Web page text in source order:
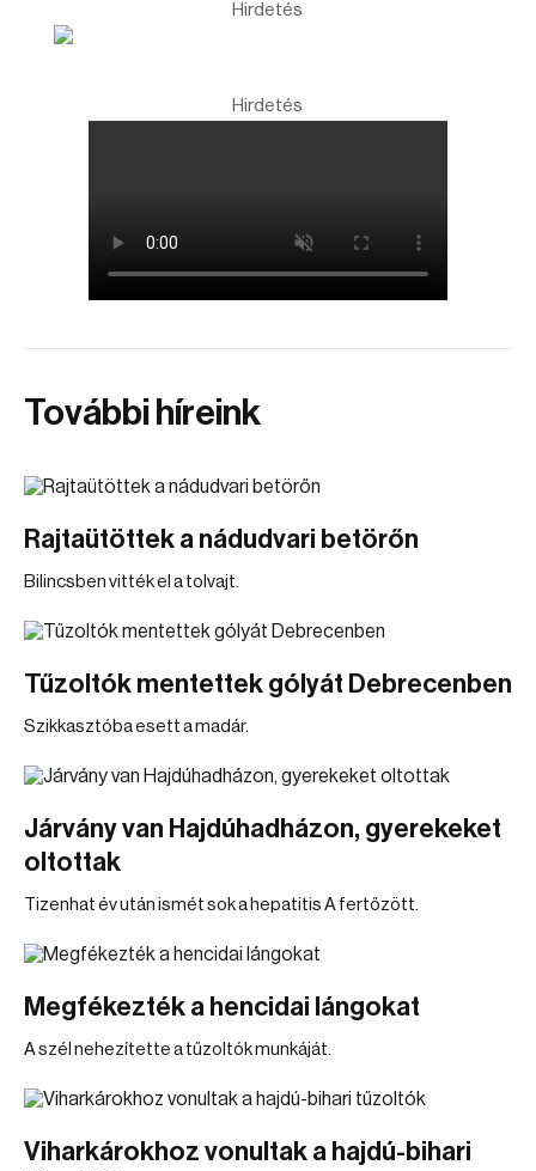
Hirdetés
Hirdetés
További híreink
Rajtaütöttek a nádudvari betörőn
Bilincsben vitték el a tolvajt.
Tűzoltók mentettek gólyát Debrecenben
Szikkasztóba esett a madár.
Járvány van Hajdúhadházon, gyerekeket
oltottak
Tizenhat év után ismét sok a hepatitis A fertőzött.
Megfékezték a hencidai lángokat
A szél nehezítette a tűzoltók munkáját.
Viharkárokhoz vonultak a hajdú-bihari